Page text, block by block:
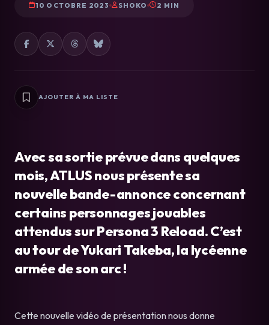
10 OCTOBRE 2023 SHOKO 2 MIN
AJOUTER À MA LISTE
Avec sa sortie prévue dans quelques
mois, ATLUS nous présente sa
nouvelle bande-annonce concernant
certains personnages jouables
attendus sur Persona 3 Reload. C’est
au tour de Yukari Takeba, la lycéenne
armée de son arc !
Cette nouvelle vidéo de présentation nous donne